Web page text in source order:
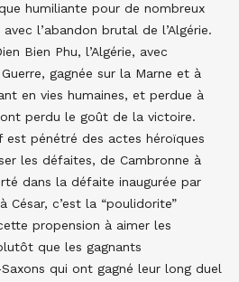
humiliante pour de nombreux
l’abandon brutal de l’Algérie.
Bien Phu, l’Algérie, avec
gagnée sur la Marne et à
en vies humaines, et perdue à
perdu le goût de la victoire.
pénétré des actes héroïques
les défaites, de Cambronne à
dans la défaite inaugurée par
César, c’est la “poulidorite”
propension à aimer les
que les gagnants
qui ont gagné leur long duel